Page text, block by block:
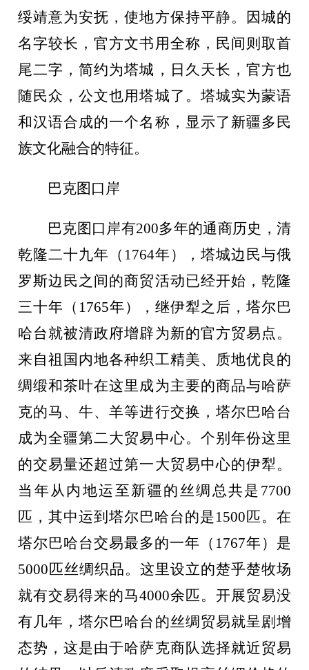
绥靖意为安抚，使地方保持平静。因城的
名字较长，官方文书用全称，民间则取首
尾二字，简约为塔城，日久天长，官方也
随民众，公文也用塔城了。塔城实为蒙语
和汉语合成的一个名称，显示了新疆多民
族文化融合的特征。
巴克图口岸
巴克图口岸有200多年的通商历史，清
乾隆二十九年（1764年），塔城边民与俄
罗斯边民之间的商贸活动已经开始，乾隆
三十年（1765年），继伊犁之后，塔尔巴
哈台就被清政府增辟为新的官方贸易点。
来自祖国内地各种织工精美、质地优良的
绸缎和茶叶在这里成为主要的商品与哈萨
克的马、牛、羊等进行交换，塔尔巴哈台
成为全疆第二大贸易中心。个别年份这里
的交易量还超过第一大贸易中心的伊犁。
当年从内地运至新疆的丝绸总共是7700
匹，其中运到塔尔巴哈台的是1500匹。在
塔尔巴哈台交易最多的一年（1767年）是
5000匹丝绸织品。这里设立的楚乎楚牧场
就有交易得来的马4000余匹。开展贸易没
有几年，塔尔巴哈台的丝绸贸易就呈剧增
态势，这是由于哈萨克商队选择就近贸易